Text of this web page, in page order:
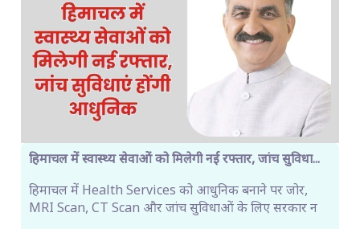
हिमाचल में स्वास्थ्य सेवाओं को मिलेगी नई रफ्तार, जांच सुविधा...
हिमाचल में Health Services को आधुनिक बनाने पर जोर,
MRI Scan, CT Scan और जांच सुविधाओं के लिए सरकार न